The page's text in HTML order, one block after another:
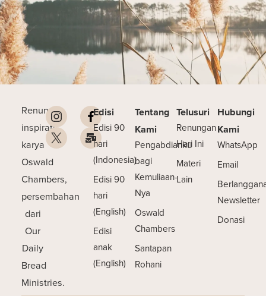
Renungan
inspiratif
karya
Oswald
Chambers,
persembahan
dari
Our
Daily
Bread
Ministries.
Edisi
Edisi 90
hari
(Indonesia)
Edisi 90
hari
(English)
Edisi
anak
(English)
Tentang
Kami
Pengabdianku
bagi
Kemuliaan-
Nya
Oswald
Chambers
Santapan
Rohani
Telusuri
Renungan
Hari Ini
Materi
Lain
Hubungi
Kami
WhatsApp
Email
Newsletter
Donasi